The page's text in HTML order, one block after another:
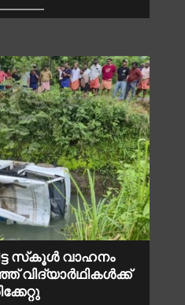
സ്‌കൂൾ വാഹനം
വിദ്യാർഥികൾക്ക്